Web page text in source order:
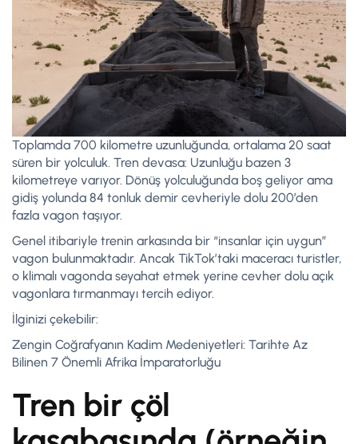
Toplamda 700 kilometre uzunluğunda, ortalama 20 saat
süren bir yolculuk. Tren devasa: Uzunluğu bazen 3
kilometreye varıyor. Dönüş yolculuğunda boş geliyor ama
gidiş yolunda 84 tonluk demir cevheriyle dolu 200’den
fazla vagon taşıyor.
Genel itibariyle trenin arkasında bir “insanlar için uygun”
vagon bulunmaktadır. Ancak TikTok’taki maceracı turistler,
o klimalı vagonda seyahat etmek yerine cevher dolu açık
vagonlara tırmanmayı tercih ediyor.
İlginizi çekebilir:
Zengin Coğrafyanın Kadim Medeniyetleri: Tarihte Az
Bilinen 7 Önemli Afrika İmparatorluğu
Tren bir çöl